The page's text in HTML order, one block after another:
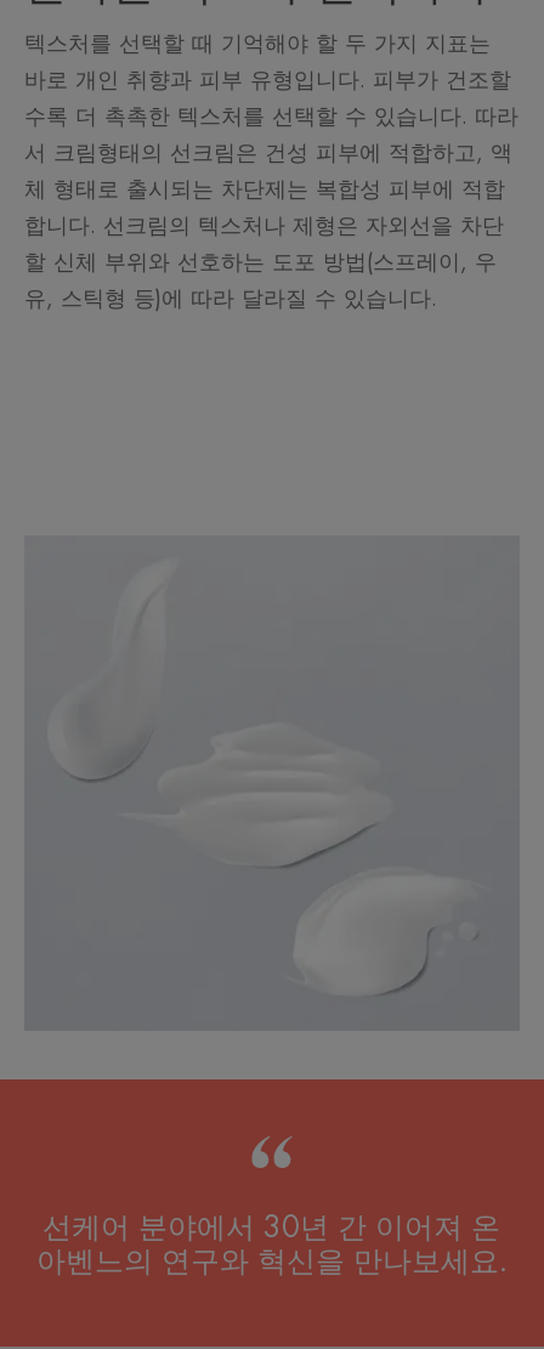
텍스처를 선택할 때 기억해야 할 두 가지 지표는
바로 개인 취향과 피부 유형입니다. 피부가 건조할
수록 더 촉촉한 텍스처를 선택할 수 있습니다. 따라
서 크림형태의 선크림은 건성 피부에 적합하고, 액
체 형태로 출시되는 차단제는 복합성 피부에 적합
합니다. 선크림의 텍스처나 제형은 자외선을 차단
할 신체 부위와 선호하는 도포 방법(스프레이, 우
유, 스틱형 등)에 따라 달라질 수 있습니다.
선케어 분야에서 30년 간 이어져 온
아벤느의 연구와 혁신을 만나보세요.